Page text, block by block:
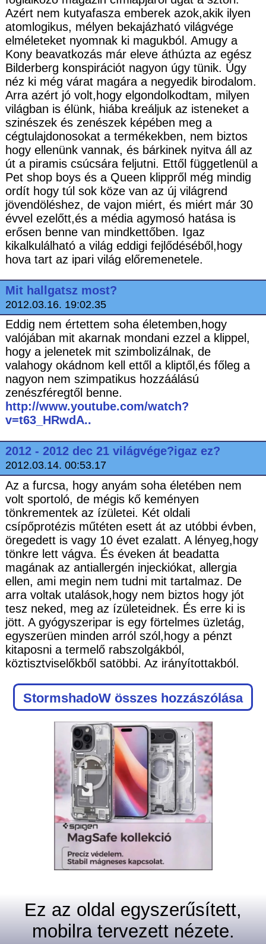
Azért nem kutyafasza emberek azok,akik ilyen
atomlogikus, mélyen bekajázható világvége
elméleteket nyomnak ki magukból. Amugy a
Kony beavatkozás már eleve áthúzta az egész
Bilderberg konspirációt nagyon úgy tünik. Úgy
néz ki még várat magára a negyedik birodalom.
Arra azért jó volt,hogy elgondolkodtam, milyen
világban is élünk, hiába kreáljuk az isteneket a
szinészek és zenészek képében meg a
cégtulajdonosokat a termékekben, nem biztos
hogy ellenünk vannak, és bárkinek nyitva áll az
út a piramis csúcsára feljutni. Ettől függetlenül a
Pet shop boys és a Queen klippről még mindig
ordít hogy túl sok köze van az új világrend
jövendöléshez, de vajon miért, és miért már 30
évvel ezelőtt,és a média agymosó hatása is
erősen benne van mindkettőben. Igaz
kikalkulálható a világ eddigi fejlődéséből,hogy
hova tart az ipari világ előremenetele.
Mit hallgatsz most?
2012.03.16. 19:02.35
Eddig nem értettem soha életemben,hogy
valójában mit akarnak mondani ezzel a klippel,
hogy a jelenetek mit szimbolizálnak, de
valahogy okádnom kell ettől a kliptől,és főleg a
nagyon nem szimpatikus hozzáálású
zenészféregtől benne.
http://www.youtube.com/watch?
v=t63_HRwdA..
2012 - 2012 dec 21 világvége?igaz ez?
2012.03.14. 00:53.17
Az a furcsa, hogy anyám soha életében nem
volt sportoló, de mégis kő keményen
tönkrementek az ízületei. Két oldali
csípőprotézis műtéten esett át az utóbbi évben,
öregedett is vagy 10 évet ezalatt. A lényeg,hogy
tönkre lett vágva. És éveken át beadatta
magának az antiallergén injeckiókat, allergia
ellen, ami megin nem tudni mit tartalmaz. De
arra voltak utalások,hogy nem biztos hogy jót
tesz neked, meg az ízületeidnek. És erre ki is
jött. A gyógyszeripar is egy förtelmes üzletág,
egyszerüen minden arról szól,hogy a pénzt
kitaposni a termelő rabszolgákból,
köztisztviselőkből satöbbi. Az irányítottakból.
StormshadoW összes hozzászólása
Ez az oldal egyszerűsített,
mobilra tervezett nézete.